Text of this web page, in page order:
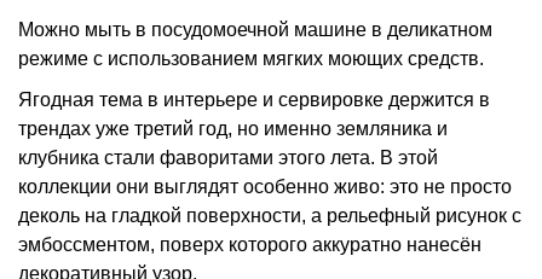
Можно мыть в посудомоечной машине в деликатном
режиме с использованием мягких моющих средств.
Ягодная тема в интерьере и сервировке держится в
трендах уже третий год, но именно земляника и
клубника стали фаворитами этого лета. В этой
коллекции они выглядят особенно живо: это не просто
деколь на гладкой поверхности, а рельефный рисунок с
эмбоссментом, поверх которого аккуратно нанесён
декоративный узор.